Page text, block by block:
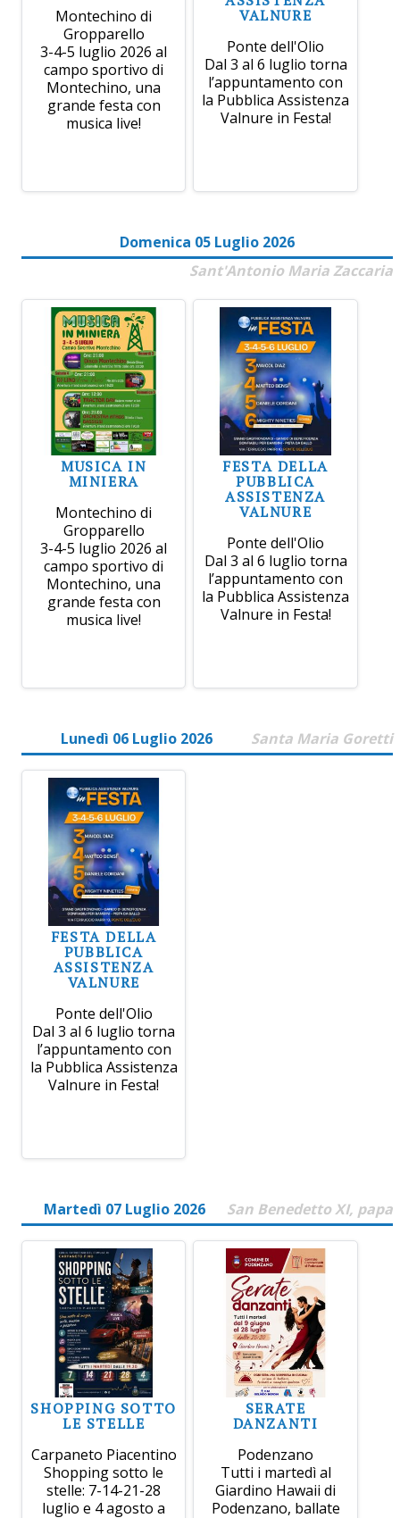
Montechino di
Gropparello
3-4-5 luglio 2026 al
campo sportivo di
Montechino, una
grande festa con
musica live!
VALNURE
Ponte dell'Olio
Dal 3 al 6 luglio torna
l’appuntamento con
la Pubblica Assistenza
Valnure in Festa!
Domenica 05 Luglio 2026
Sant'Antonio Maria Zaccaria
MUSICA IN
MINIERA
Montechino di
Gropparello
3-4-5 luglio 2026 al
campo sportivo di
Montechino, una
grande festa con
musica live!
FESTA DELLA
PUBBLICA
ASSISTENZA
VALNURE
Ponte dell'Olio
Dal 3 al 6 luglio torna
l’appuntamento con
la Pubblica Assistenza
Valnure in Festa!
Lunedì 06 Luglio 2026 Santa Maria Goretti
FESTA DELLA
PUBBLICA
ASSISTENZA
VALNURE
Ponte dell'Olio
Dal 3 al 6 luglio torna
l’appuntamento con
la Pubblica Assistenza
Valnure in Festa!
Martedì 07 Luglio 2026 San Benedetto XI, papa
SHOPPING SOTTO
LE STELLE
Carpaneto Piacentino
Shopping sotto le
stelle: 7-14-21-28
luglio e 4 agosto a
SERATE
DANZANTI
Podenzano
Tutti i martedì al
Giardino Hawaii di
Podenzano, ballate